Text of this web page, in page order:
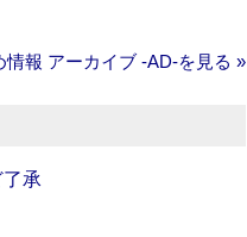
情報 アーカイブ ‐AD‐を見る »
承